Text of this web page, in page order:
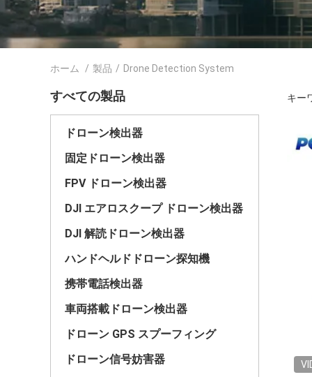
ホーム / 製品 / Drone Detection System
すべての製品
ドローン検出器
固定ドローン検出器
FPV ドローン検出器
DJI エアロスクープ ドローン検出器
DJI 解読ドローン検出器
ハンドヘルドドローン探知機
携帯電話検出器
車両搭載ドローン検出器
ドローン GPS スプーフィング
ドローン信号妨害器
キー